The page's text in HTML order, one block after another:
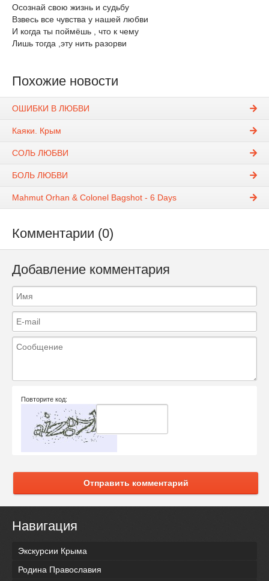
Осознай свою жизнь и судьбу
Взвесь все чувства у нашей любви
И когда ты поймёшь , что к чему
Лишь тогда ,эту нить разорви
Похожие новости
ОШИБКИ В ЛЮБВИ
Каяки. Крым
СОЛЬ ЛЮБВИ
БОЛЬ ЛЮБВИ
Mahmut Orhan & Colonel Bagshot - 6 Days
Комментарии (0)
Добавление комментария
Повторите код:
Отправить комментарий
Навигация
Экскурсии Крыма
Родина Православия